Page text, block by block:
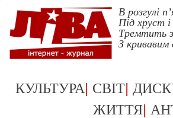
В розгулі
Під хруст
Тремтить
З кривавим
КУЛЬТУРА| СВІТ|
ЖИТТЯ|